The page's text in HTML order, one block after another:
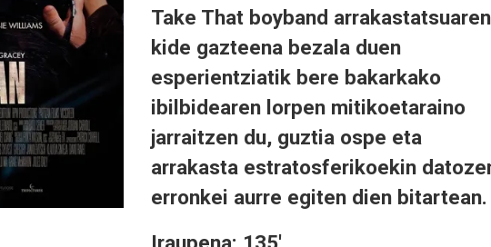
Take That boyband arrakastatsuaren
kide gazteena bezala duen
esperientziatik bere bakarkako
ibilbidearen lorpen mitikoetaraino
jarraitzen du, guztia ospe eta
arrakasta estratosferikoekin
erronkei aurre egiten dien bitartean.